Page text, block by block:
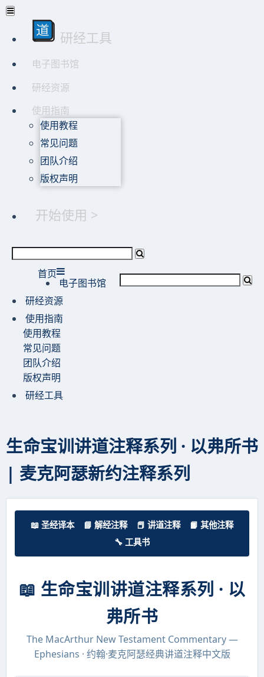
研经工具
电子图书馆
研经资源
使用指南
使用教程
常见问题
团队介绍
版权声明
开始使用 >
首页
电子图书馆
研经资源
使用指南
使用教程
常见问题
团队介绍
版权声明
研经工具
生命宝训讲道注释系列 · 以弗所书
| 麦克阿瑟新约注释系列
📖 圣经译本 📘 解经注释 📕 讲道注释
📙 其他注释
🔧 工具书
📖 生命宝训讲道注释系列 · 以
弗所书
The MacArthur New Testament Commentary —
Ephesians · 约翰·麦克阿瑟经典讲道注释中文版